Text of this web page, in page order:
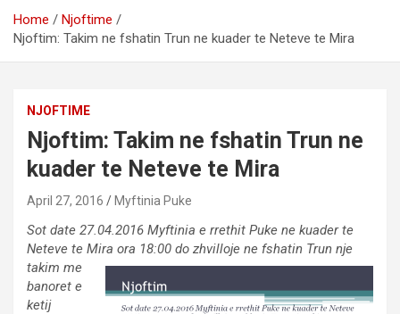
Home
Njoftime
Njoftim: Takim ne fshatin Trun ne kuader te Neteve te Mira
NJOFTIME
Njoftim: Takim ne fshatin Trun ne
kuader te Neteve te Mira
April 27, 2016 Myftinia Puke
Sot date 27.04.2016 Myftinia e rrethit Puke ne kuader te
Neteve te Mira ora 18:00 do zhvilloje ne fshatin Trun nje
takim me
banoret e
ketij